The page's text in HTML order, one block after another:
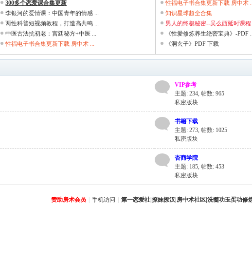
300多个恋爱课合集更新
李银河的爱情课：中国青年的情感 ...
两性科普短视频教程，打造高共鸣 ...
中医古法抗初老：宫廷秘方+中医 ...
性福电子书合集更新下载 房中术 ...
性福电子书合集更新下载 房中术
知识星球超全合集
男人的终极秘密--吴么西延时课程
《性爱修炼养生绝密宝典》-PDF
《洞玄子》PDF 下载
VIP参考
主题: 234,帖数: 965
私密版块
书籍下载
主题: 273,帖数: 1025
私密版块
杏商学院
主题: 185,帖数: 453
私密版块
赞助房术会员 手机访问 第一恋爱社|撩妹撩汉|房中术社区|洗髓功玉蛋功修